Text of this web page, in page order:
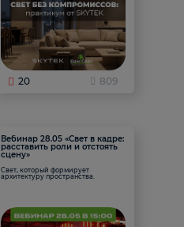
20 809
Вебинар 28.05 «Свет в кадре:
расставить роли и отстоять
сцену»
Свет, который формирует
архитектуру пространства.